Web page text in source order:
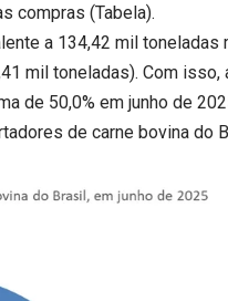
compras (Tabela).
a 134,42 mil toneladas
mil toneladas). Com
de 50,0% em junho de
de carne bovina do